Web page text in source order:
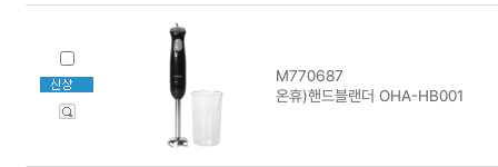
M770687
온휴)핸드블랜더 OHA-HB001